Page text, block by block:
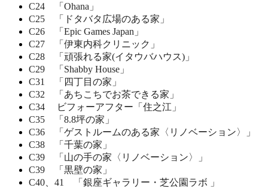
C24 「Ohana」
C25 「ドタバタ広場のある家」
C26 「Epic Games Japan」
C27 「伊東内科クリニック」
C28 「頑張れる家(イタウバハウス)」
C29 「Shabby House」
C31 「四丁目の家」
C32 「あちこちでお茶できる家」
C34 ビフォーアフター「住之江」
C35 「8.8坪の家」
C36 「ゲストルームのある家〈リノベーション〉」
C38 「千葉の家」
C39 「山の手の家〈リノベーション〉」
C39 「黒壁の家」
C40、41 「銀座ギャラリー・芝公園ラボ 」